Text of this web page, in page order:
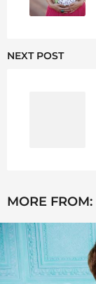
NEXT POST
MORE FROM: